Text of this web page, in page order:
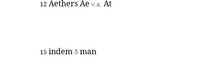
12 Aethers Ae v.a. At
15 indem δ man